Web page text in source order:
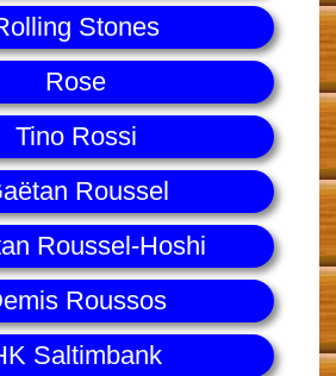
Stones
Rose
Tino Rossi
Roussel
Roussel-Hoshi
Roussos
Saltimbank